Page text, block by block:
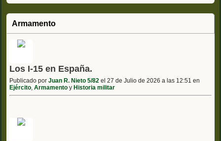
Armamento
Los I-15 en España.
Publicado por Juan R. Nieto 5/82 el 27 de Julio de 2026 a las 12:51 en
Ejército, Armamento y Historia militar